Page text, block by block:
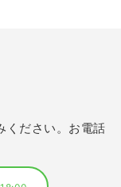
ください。お電話